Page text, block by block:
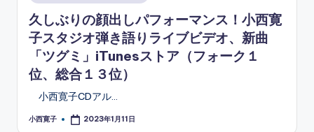
in
久しぶりの顔出しパフォーマンス！小西寛
子スタジオ弾き語りライブビデオ、新曲
「ツグミ」iTunesストア（フォーク１
位、総合１３位）
小西寛子CDアル…
Posted
小西寛子 2023年1月11日